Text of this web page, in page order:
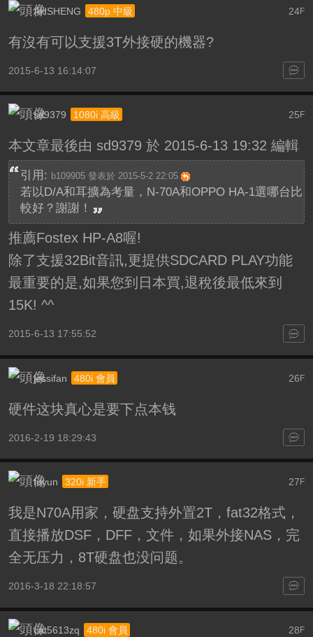
24F
AHSHENG 480p 中級
有沒有可以支援3T外接硬的機器?
2015-6-13 16:14:07
25 F
sd9379 1080i 高級
本文章最後由 sd9379 於 2015-6-13 19:32 編輯
引用: b109905 發表於 2015-5-2 22:05
若以D/A和耳擴為考量，N-70A和OPPO HA-1選哪台比
較好？謝謝！
推薦Fostex HP-A8喔!
除了支援32Bit音訊,更提供SDCARD PLAY功能
最重要的是,如果您到日本買,退稅後最低來到
15K! ^^
2015-6-13 17:55:52
26 F
jessifan 480i 會員
硬件这块真心是要下点本钱
2016-2-19 18:29:43
27 F
fuyun 320i 新手
我是N70A用家，硬盘支持外置2T，fat32格式，
直接播放DSF，DFF，文件，如果外接NAS，完
全无压力，8T硬盘也没问题。
2016-3-18 22:18:57
28 F
cat5613zq 480i 會員